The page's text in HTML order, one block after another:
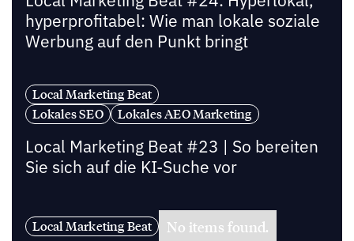
hyperprofitabel: Wie man lokale soziale
Werbung auf den Punkt bringt
Local Marketing Beat
Lokales SEO
Lokales AEO Marketing
Local Marketing Beat #23 | So bereiten
Sie sich auf die KI-Suche vor
Local Marketing Beat No items found.